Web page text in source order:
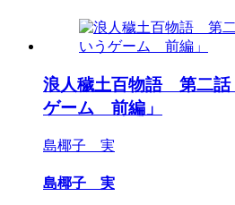
浪人穢土百物語 第二
ゲーム 前編」
島椰子 実
島椰子 実